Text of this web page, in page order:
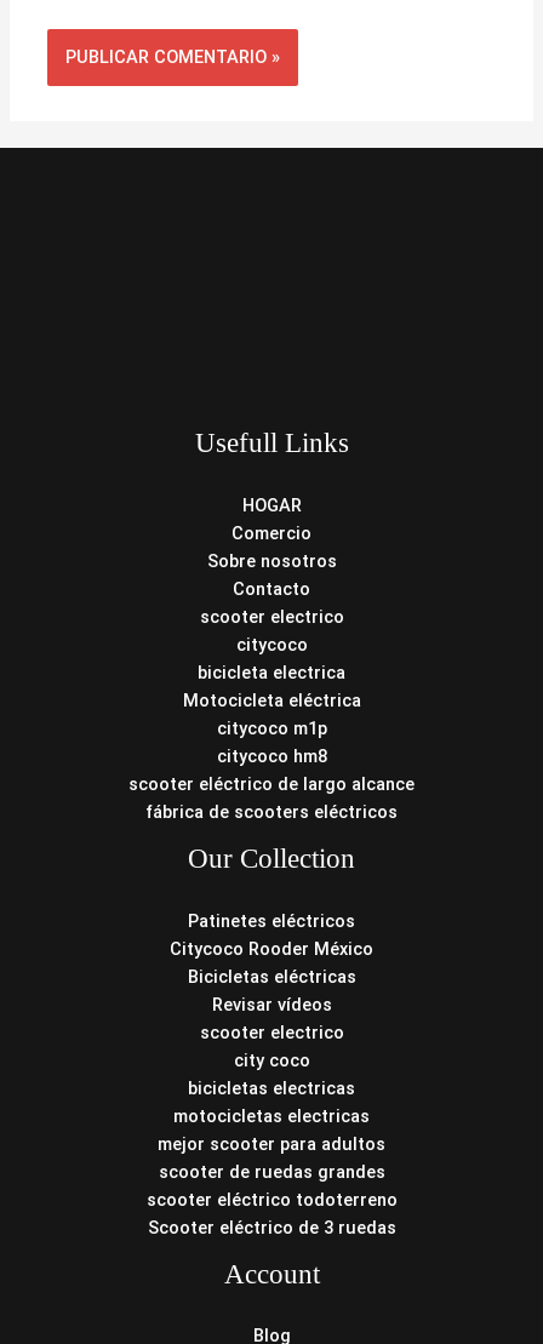
Usefull Links
HOGAR
Comercio
Sobre nosotros
Contacto
scooter electrico
citycoco
bicicleta electrica
Motocicleta eléctrica
citycoco m1p
citycoco hm8
scooter eléctrico de largo alcance
fábrica de scooters eléctricos
Our Collection
Patinetes eléctricos
Citycoco Rooder México
Bicicletas eléctricas
Revisar vídeos
scooter electrico
city coco
bicicletas electricas
motocicletas electricas
mejor scooter para adultos
scooter de ruedas grandes
scooter eléctrico todoterreno
Scooter eléctrico de 3 ruedas
Account
Blog